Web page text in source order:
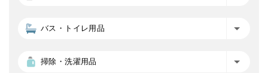
バス・トイレ用品
掃除・洗濯用品